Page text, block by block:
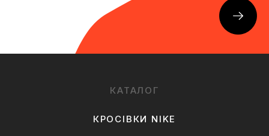
КАТАЛОГ
КРОСІВКИ NIKE